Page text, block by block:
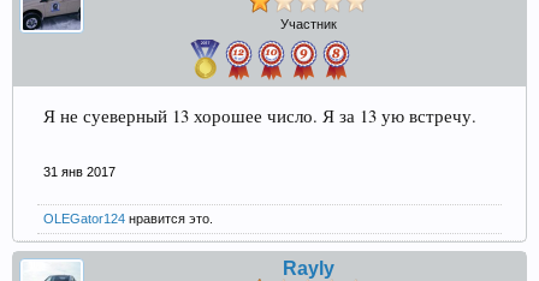
Участник
Я не суеверный 13 хорошее число. Я за 13 ую встречу.
31 янв 2017
OLEGator124 нравится это.
Rayly